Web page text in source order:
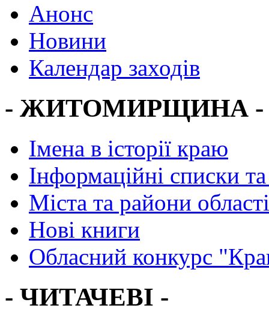
Анонс
Новини
Календар заходів
- ЖИТОМИРЩИНА -
Імена в історії краю
Інформаційні списки
Міста та райони області
Нові книги
Обласний конкурс
- ЧИТАЧЕВІ -